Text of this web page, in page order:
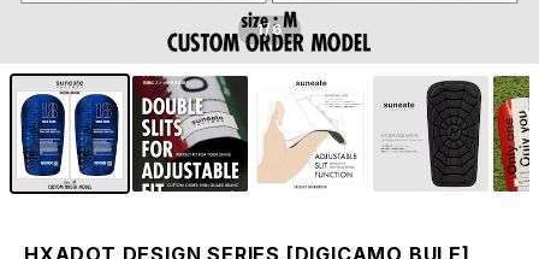
1/6
HXADOT DESIGN SERIES [DIGICAMO BULE]